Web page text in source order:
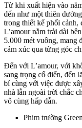
Từ khi xuất hiện vào
đến như một thiên
trong thiết kế phối cảnh,
L’amour nằm trải dài
5.000 mét vuông, mang
cảm xúc qua từng góc
Đến với L’amour, với
sang trọng cổ điển, đến
bí cùng với việc được
nhà lẫn ngoài trời chắc
vô cùng hấp dẫn.
Phim trường